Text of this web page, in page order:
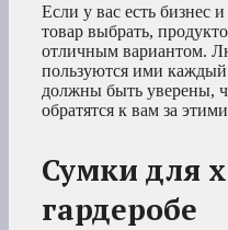
Если у вас есть бизнес
товар выбрать,
отличным вариантом.
пользуются ими
должны быть уверены,
обратятся к вам за
Сумки для
гардеробе